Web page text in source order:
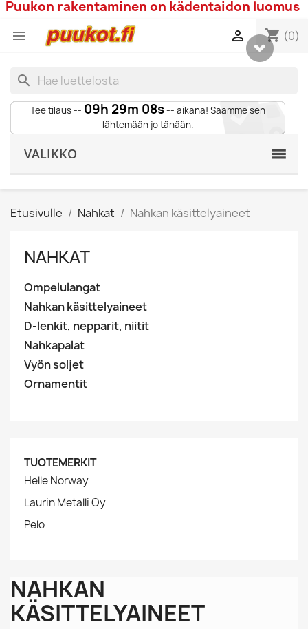
Puukon rakentaminen on kädentaidon luomus
 shopping_cart (0)

search
Tee tilaus -- 09h 29m 07s-- aikana! Saamme sen
lähtemään jo tänään.
VALIKKO
Etusivulle Nahkat Nahkan käsittelyaineet
NAHKAT
Ompelulangat
Nahkan käsittelyaineet
D-lenkit, nepparit, niitit
Nahkapalat
Vyön soljet
Ornamentit
TUOTEMERKIT
Helle Norway
Laurin Metalli Oy
Pelo
NAHKAN
KÄSITTELYAINEET